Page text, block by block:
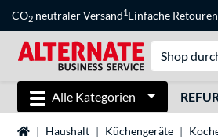
CO2 neutraler Versand1Einfache
Alle Kategorien
StartseiteHaushalt Küchengeräte